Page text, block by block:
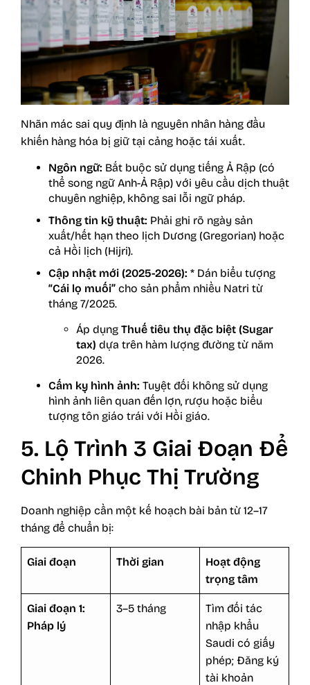
Nhãn mác sai quy định là nguyên nhân hàng đầu
khiến hàng hóa bị giữ tại cảng hoặc tái xuất.
Ngôn ngữ: Bắt buộc sử dụng tiếng Ả Rập (có
thể song ngữ Anh-Ả Rập) với yêu cầu dịch thuật
chuyên nghiệp, không sai lỗi ngữ pháp.
Thông tin kỹ thuật: Phải ghi rõ ngày sản
xuất/hết hạn theo lịch Dương (Gregorian) hoặc
cả Hồi lịch (Hijri).
Cập nhật mới (2025-2026): * Dán biểu tượng
“Cái lọ muối” cho sản phẩm nhiều Natri từ
tháng 7/2025.
Áp dụng Thuế tiêu thụ đặc biệt (Sugar
tax) dựa trên hàm lượng đường từ năm
2026.
Cấm kỵ hình ảnh: Tuyệt đối không sử dụng
hình ảnh liên quan đến lợn, rượu hoặc biểu
tượng tôn giáo trái với Hồi giáo.
5. Lộ Trình 3 Giai Đoạn Để
Chinh Phục Thị Trường
Doanh nghiệp cần một kế hoạch bài bản từ 12–17
tháng để chuẩn bị:
Giai đoạn Thời gian
Hoạt động
trọng tâm
Giai đoạn 1:
Pháp lý
3–5 tháng
Tìm đối tác
nhập khẩu
Saudi có giấy
phép; Đăng ký
tài khoản